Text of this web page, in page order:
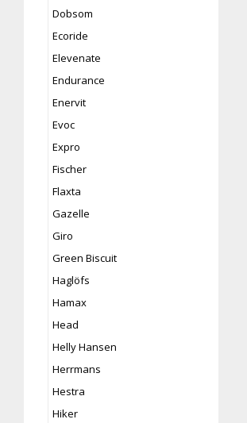
Dobsom
Ecoride
Elevenate
Endurance
Enervit
Evoc
Expro
Fischer
Flaxta
Gazelle
Giro
Green Biscuit
Haglöfs
Hamax
Head
Helly Hansen
Herrmans
Hestra
Hiker